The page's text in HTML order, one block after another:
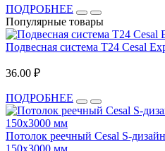
ПОДРОБНЕЕ
Популярные товары
Подвесная система T24 Cesal
36.00 ₽
ПОДРОБНЕЕ
Потолок реечный Cesal S-
150х3000 мм